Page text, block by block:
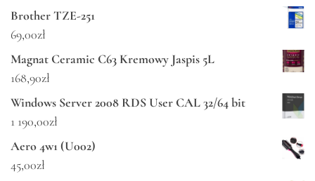
Brother TZE-251
69,00zł
Magnat Ceramic C63 Kremowy Jaspis 5L
168,90zł
Windows Server 2008 RDS User CAL 32/64 bit
1 190,00zł
Aero 4w1 (U002)
45,00zł